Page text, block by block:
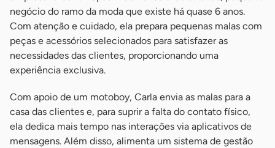
negócio do ramo da moda que existe há quase 6 anos.
Com atenção e cuidado, ela prepara pequenas malas com
peças e acessórios selecionados para satisfazer as
necessidades das clientes, proporcionando uma
experiência exclusiva.
Com apoio de um motoboy, Carla envia as malas para a
casa das clientes e, para suprir a falta do contato físico,
ela dedica mais tempo nas interações via aplicativos de
mensagens. Além disso, alimenta um sistema de gestão